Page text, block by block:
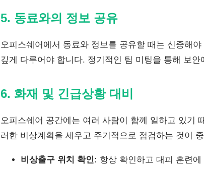
5. 동료와의 정보 공유
오피스쉐어에서 동료와 정보를 공유할 때는 신중해
깊게 다루어야 합니다. 정기적인 팀 미팅을 통해 보
6. 화재 및 긴급상황 대비
오피스쉐어 공간에는 여러 사람이 함께 일하고 있기
러한 비상계획을 세우고 주기적으로 점검하는 것이
비상출구 위치 확인: 항상 확인하고 대피 훈련에